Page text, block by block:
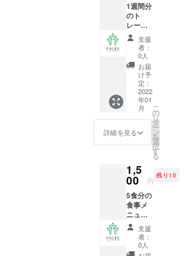
1週間分
のト
レーニ
ングメ
ニュー
作成。
1週間で
行うト
レーニ
ングメ
ニュー
を、二
分割や
三分割
など、
ニーズ
せて考
えさせ
ていた
だきま
す！ お
届け予
定
日:2022
年1月中
支援
者：
0人
お届
け予
定：
2022
年01
月
詳細を見る
こ
の
リ
タ
ー
ン
を
選
択
す
る
1,5
00 円
残り10
5食分の
食事メ
ニュー
作成。
PFCバ
ランス
を考え
支援
者：
0人